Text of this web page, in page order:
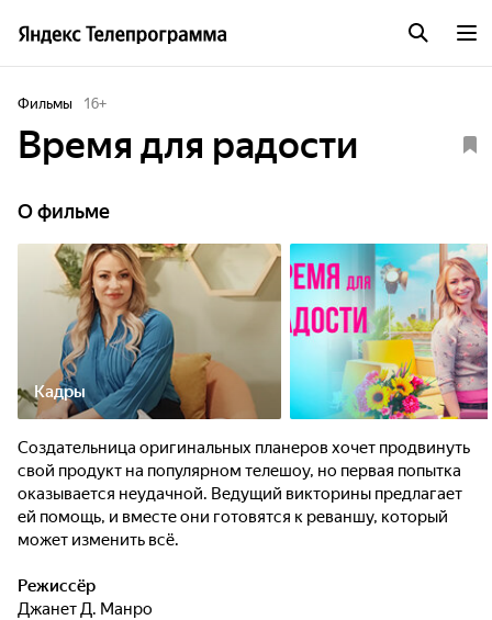
Фильмы 16+
Время для радости
О фильме
Кадры
Создательница оригинальных планеров хочет продвинуть
свой продукт на популярном телешоу, но первая попытка
оказывается неудачной. Ведущий викторины предлагает
ей помощь, и вместе они готовятся к реваншу, который
может изменить всё.
Режиссёр
Джанет Д. Манро